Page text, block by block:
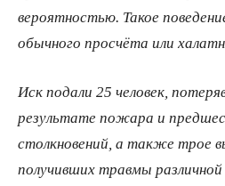
вероятностью. Такое
обычного просчёта или
Иск подали 25 человек,
результате пожара и
столкновений, а также трое
получивших травмы